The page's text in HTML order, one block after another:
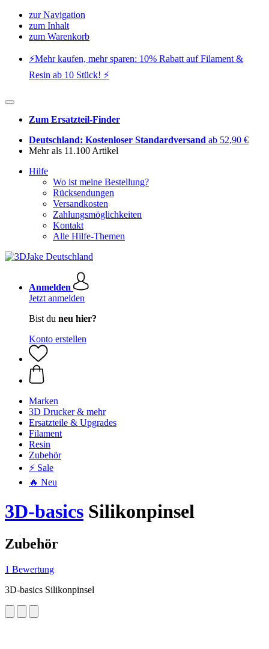
zur Navigation
zum Inhalt
zum Warenkorb
⚡️Mehr kaufen, mehr sparen: 10% Rabatt auf Filament &
Resin ab 10 Stück! ⚡️
Zum Ersatzteil-Finder
Deutschland: Kostenloser Standardversand ab 52,90 €
Mehr als 11.100 Artikel
Hilfe
Wo ist meine Bestellung?
Rücksendungen
Versandkosten
Zahlungsmöglichkeiten
Kontakt
Alle Hilfe-Themen
Anmelden
Jetzt anmelden
Bist du neu hier?
Konto erstellen
Marken
3D Drucker & mehr
Ersatzteile & Upgrades
Filament
Resin
Zubehör
⚡ Sale
🔥 Neu
3D-basics Silikonpinsel
Zubehör
1 Bewertung
3D-basics Silikonpinsel